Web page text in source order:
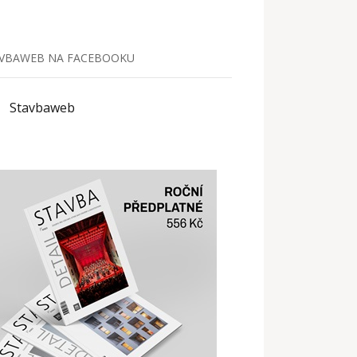
NA FACEBOOKU
Stavbaweb